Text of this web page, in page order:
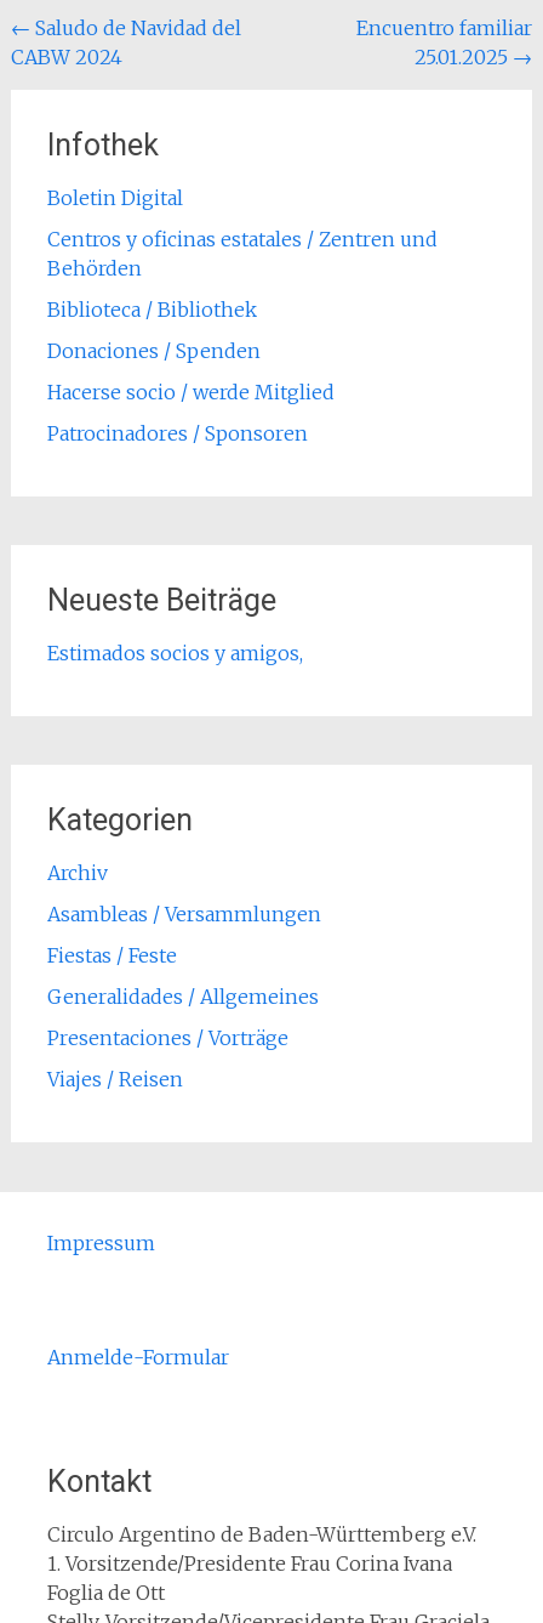
Post
navigation
← Saludo de Navidad del
CABW 2024
Encuentro familiar
25.01.2025 →
Infothek
Boletin Digital
Centros y oficinas estatales / Zentren und
Behörden
Biblioteca / Bibliothek
Donaciones / Spenden
Hacerse socio / werde Mitglied
Patrocinadores / Sponsoren
Neueste Beiträge
Estimados socios y amigos,
Kategorien
Archiv
Asambleas / Versammlungen
Fiestas / Feste
Generalidades / Allgemeines
Presentaciones / Vorträge
Viajes / Reisen
Impressum
Anmelde-Formular
Kontakt
Circulo Argentino de Baden-Württemberg e.V.
1. Vorsitzende/Presidente Frau Corina Ivana
Foglia de Ott